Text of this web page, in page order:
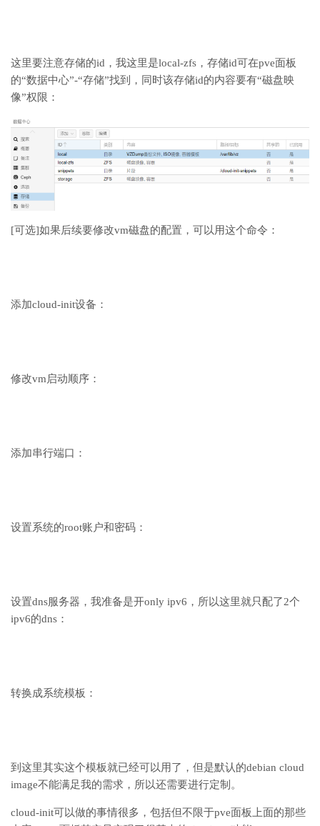
这里要注意存储的id，我这里是local-zfs，存储id可在pve面板
的“数据中心”-“存储”找到，同时该存储id的内容要有“磁盘映
像”权限：
[可选]如果后续要修改vm磁盘的配置，可以用这个命令：
添加cloud-init设备：
修改vm启动顺序：
添加串行端口：
设置系统的root账户和密码：
设置dns服务器，我准备是开only ipv6，所以这里就只配了2个
ipv6的dns：
转换成系统模板：
到这里其实这个模板就已经可以用了，但是默认的debian cloud
image不能满足我的需求，所以还需要进行定制。
cloud-init可以做的事情很多，包括但不限于pve面板上面的那些